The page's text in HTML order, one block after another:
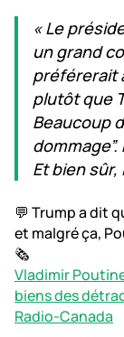
« Le
un grand
préférerait
plutôt que
Beaucoup
Et bien sûr,
💬 Trump a dit
et malgré ça,
🗞️
Vladimir
biens des
Radio-Canada